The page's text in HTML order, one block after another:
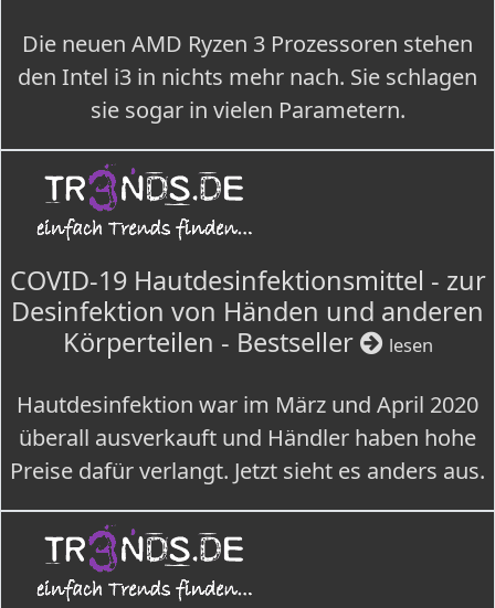
Die neuen AMD Ryzen 3 Prozessoren stehen
den Intel i3 in nichts mehr nach. Sie schlagen
sie sogar in vielen Parametern.
COVID-19 Hautdesinfektionsmittel - zur
Desinfektion von Händen und anderen
Körperteilen - Bestseller
lesen
Hautdesinfektion war im März und April 2020
überall ausverkauft und Händler haben hohe
Preise dafür verlangt. Jetzt sieht es anders aus.